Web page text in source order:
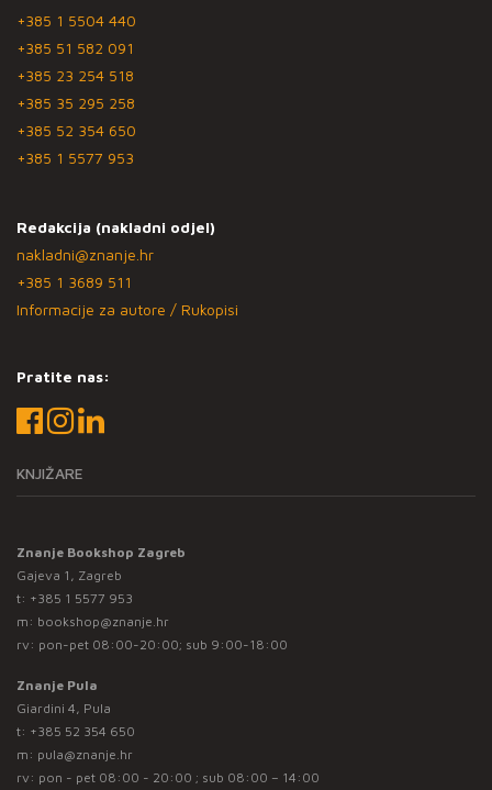
+385 1 5504 440
+385 51 582 091
+385 23 254 518
+385 35 295 258
+385 52 354 650
+385 1 5577 953
Redakcija (nakladni odjel)
nakladni@znanje.hr
+385 1 3689 511
Informacije za autore / Rukopisi
Pratite nas:
KNJIŽARE
Znanje Bookshop Zagreb
Gajeva 1, Zagreb
t: +385 1 5577 953
m: bookshop@znanje.hr
rv: pon-pet 08:00-20:00; sub 9:00-18:00
Znanje Pula
Giardini 4, Pula
t: +385 52 354 650
m: pula@znanje.hr
rv: pon - pet 08:00 - 20:00 ; sub 08:00 – 14:00